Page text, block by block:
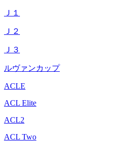
Ｊ１
Ｊ２
Ｊ３
ルヴァンカップ
ACLE
ACL Elite
ACL2
ACL Two